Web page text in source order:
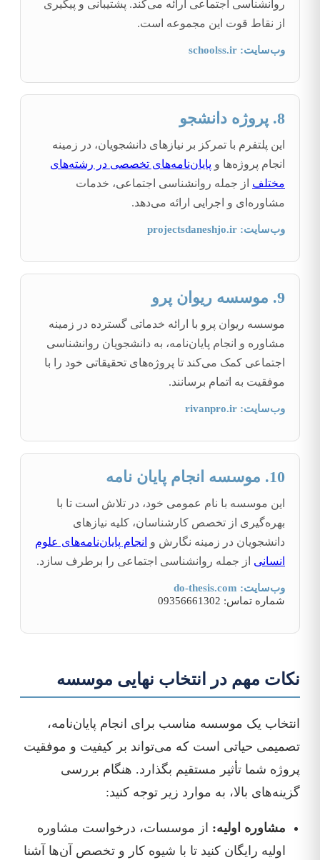
روانشناسی اجتماعی ارائه می‌کند. پشتیبانی و پیگیری
از نقاط قوت این مجموعه است.
وب‌سایت: schoolss.ir
8. پروژه دانشجو
این پلتفرم با تمرکز بر نیازهای دانشجویان، در زمینه
انجام پروژه‌ها و پایان‌نامه‌های تخصصی در رشته‌های
مختلف از جمله روانشناسی اجتماعی، خدمات
مشاوره‌ای و اجرایی ارائه می‌دهد.
وب‌سایت: projectsdaneshjo.ir
9. موسسه ریوان پرو
موسسه ریوان پرو با ارائه خدماتی گسترده در زمینه
مشاوره و انجام پایان‌نامه، به دانشجویان روانشناسی
اجتماعی کمک می‌کند تا پروژه‌های تحقیقاتی خود را با
موفقیت به اتمام برسانند.
وب‌سایت: rivanpro.ir
10. موسسه انجام پایان نامه
این موسسه با نام عمومی خود، در تلاش است تا با
بهره‌گیری از تخصص کارشناسان، کلیه نیازهای
دانشجویان در زمینه نگارش و انجام پایان‌نامه‌های علوم
انسانی از جمله روانشناسی اجتماعی را برطرف سازد.
وب‌سایت: do-thesis.com
شماره تماس: 09356661302
نکات مهم در انتخاب نهایی موسسه
انتخاب یک موسسه مناسب برای انجام پایان‌نامه،
تصمیمی حیاتی است که می‌تواند بر کیفیت و موفقیت
پروژه شما تأثیر مستقیم بگذارد. هنگام بررسی
گزینه‌های بالا، به موارد زیر توجه کنید:
مشاوره اولیه: از موسسات، درخواست مشاوره
اولیه رایگان کنید تا با شیوه کار و تخصص آن‌ها آشنا